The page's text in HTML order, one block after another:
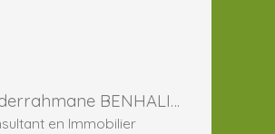
Abderrahmane BENHALIMA
en Immobilier